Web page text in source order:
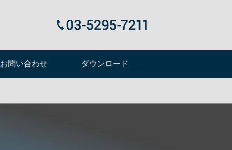
お問い合わせ ダウンロード